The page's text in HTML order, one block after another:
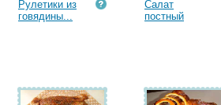
Рулетики из
говядины...
Салат
постный